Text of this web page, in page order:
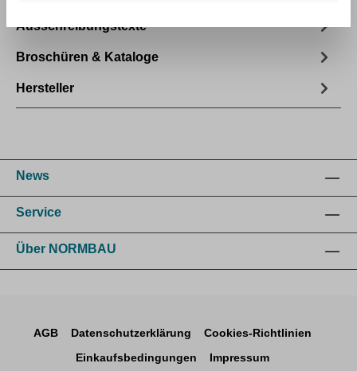
Ausschreibungstexte
Broschüren & Kataloge
Hersteller
News
Service
Über NORMBAU
AGB Datenschutzerklärung
Cookies-Richtlinien
Einkaufsbedingungen
Impressum